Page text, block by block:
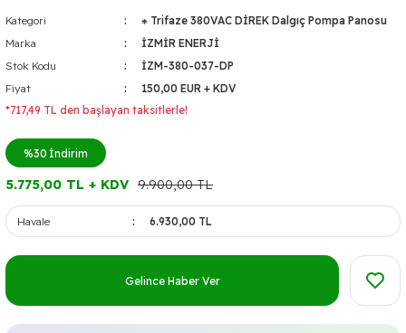
Kategori
⁕ Trifaze 380VAC DİREK Dalgıç Pompa Panosu
Marka
İZMİR ENERJİ
Stok Kodu
İZM-380-037-DP
Fiyat
150,00 EUR + KDV
*717,49 TL den başlayan taksitlerle!
%30 İndirim
5.775,00 TL + KDV 9.900,00 TL
Havale 6.930,00 TL
Gelince Haber Ver